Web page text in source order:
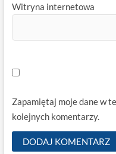
Witryna internetowa
Zapamiętaj moje dane w
kolejnych komentarzy.